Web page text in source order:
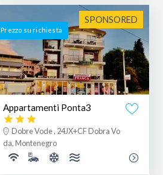
SPONSORED
Prezzo su richiesta
Appartamenti Ponta3
Dobre Vode , 24JX+CF Dobra Vo
da, Montenegro